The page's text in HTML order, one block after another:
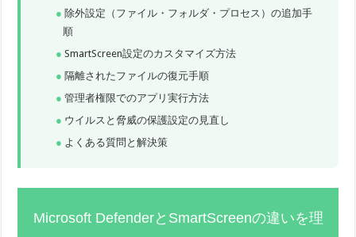
除外設定（ファイル・フォルダ・プロセス）の追加手
順
SmartScreen設定のカスタマイズ方法
隔離されたファイルの復元手順
管理者権限でのアプリ実行方法
ウイルスと脅威の保護設定の見直し
よくある質問と解決策
Microsoft DefenderとSmartScreenの違いを理